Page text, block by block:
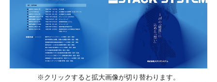
※クリックすると拡大画像が切り替わります。